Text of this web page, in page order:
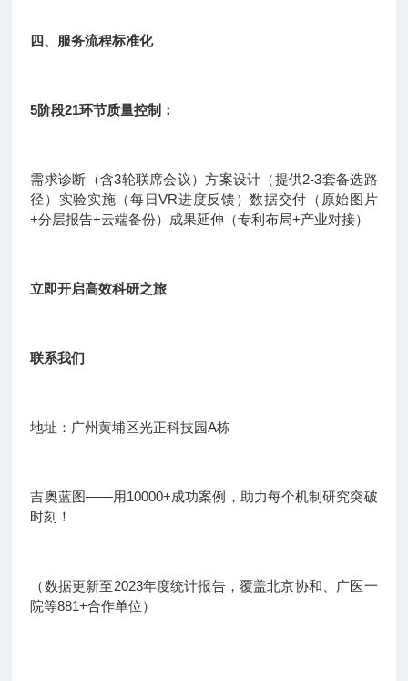
四、服务流程标准化
5阶段21环节质量控制：
需求诊断（含3轮联席会议）方案设计（提供2-3套备选路
径）实验实施（每日VR进度反馈）数据交付（原始图片
+分层报告+云端备份）成果延伸（专利布局+产业对接）
立即开启高效科研之旅
联系我们
地址：广州黄埔区光正科技园A栋
吉奥蓝图——用10000+成功案例，助力每个机制研究突破
时刻！
（数据更新至2023年度统计报告，覆盖北京协和、广医一
院等881+合作单位）